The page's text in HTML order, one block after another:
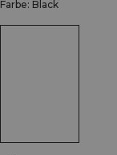
Farbe: Black